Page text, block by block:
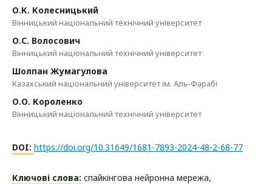
О.К. Колесницький
Вінницький національний технічний університет
О.С. Волосович
Вінницький національний технічний університет
Шолпан Жумагулова
Казахський національний університет ім. Аль-Фарабі
О.О. Короленко
Вінницький національний технічний університет
DOI: https://doi.org/10.31649/1681-7893-2024-48-2-68-77
Ключові слова: спайкінгова нейронна мережа,